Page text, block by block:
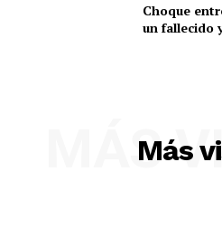
Diario los
Choque
un fallecido
Más
MÁS